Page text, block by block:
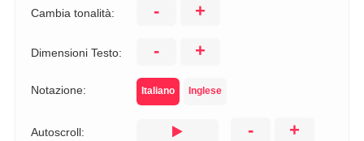
Cambia tonalità: - +
Dimensioni Testo: - +
Notazione: Italiano Inglese
Autoscroll: - +